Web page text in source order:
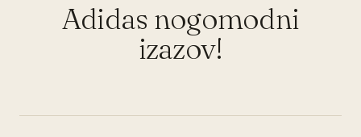
Adidas nogomodni
izazov!